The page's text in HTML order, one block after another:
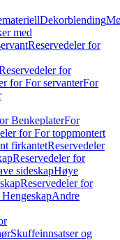
Dekorblending
med
Reservedeler for
for
for For servanterFor
BenkeplaterFor
for For toppmontert
firkantetReservedeler
Reservedeler for
sideskapHøye
Reservedeler for
Andre
Skuffeinnsatser og